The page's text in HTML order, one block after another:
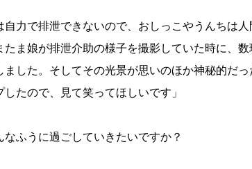
自力で排泄できないので、おしっこやうんちは
たま娘が排泄介助の様子を撮影していた時に、
ました。そしてその光景が思いのほか神秘的だ
たので、見て笑ってほしいです」
ふうに過ごしていきたいですか？